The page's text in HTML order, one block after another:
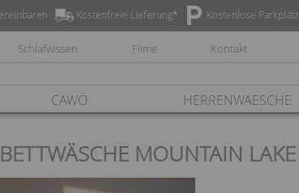
Kostenlose
Kostenfreie Lieferung*
Schlafwissen Filme Kontakt
CAWÖ HERRENWAESCHE
MOUNTAIN